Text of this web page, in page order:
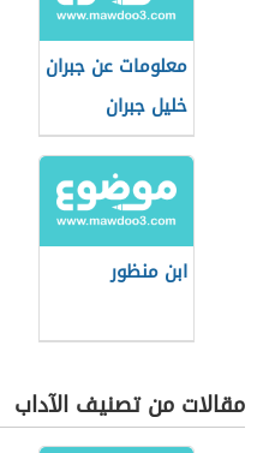
معلومات عن جبران
خليل جبران
ابن منظور
مقالات من تصنيف الآداب